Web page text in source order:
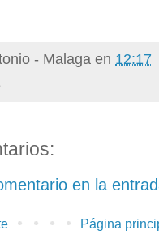
- Malaga en 12:17
en la
Página